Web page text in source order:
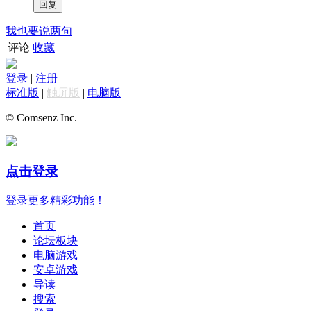
我也要说两句
评论 收藏
登录 | 注册
标准版 | 触屏版 | 电脑版
© Comsenz Inc.
点击登录
登录更多精彩功能！
首页
论坛板块
电脑游戏
安卓游戏
导读
搜索